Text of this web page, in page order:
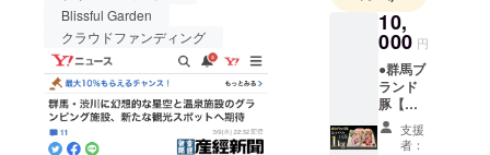
すが、まだ販売中の割引チ
ケットもございます。
CAMPFIRE限定の割引チ
ケットは本日までとなって
おりますので、ご来店をご
Blissful Garden
クラウドファンディング
本全国の
方々に、非
日常的な空
間をお楽し
みいただ
き、また、
10,
000 円
●群馬ブ
ランド
豚【細
谷のま
る豚】
支援
者：